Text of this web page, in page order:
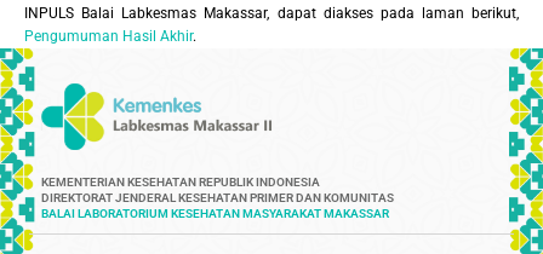
INPULS Balai Labkesmas Makassar, dapat diakses pada laman berikut,
Pengumuman Hasil Akhir.
KEMENTERIAN KESEHATAN REPUBLIK INDONESIA
DIREKTORAT JENDERAL KESEHATAN PRIMER DAN KOMUNITAS
BALAI LABORATORIUM KESEHATAN MASYARAKAT MAKASSAR